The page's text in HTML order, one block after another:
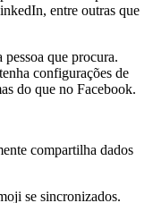
entre outras que
pessoa que procura.
configurações de
do que no Facebook.
compartilha dados
se sincronizados.